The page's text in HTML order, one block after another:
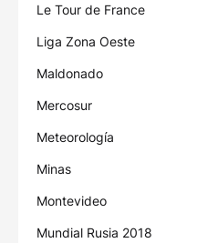
Le Tour de France
Liga Zona Oeste
Maldonado
Mercosur
Meteorología
Minas
Montevideo
Mundial Rusia 2018